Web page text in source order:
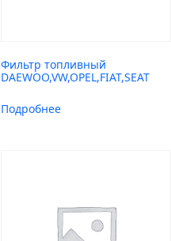
Фильтр топливный
DAEWOO,VW,OPEL,FIAT,SEAT
Подробнее